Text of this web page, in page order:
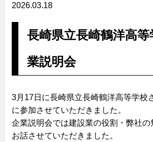
2026.03.18
長崎県立長崎鶴洋高
業説明会
3月17日に長崎県立長崎鶴洋高等学校
に参加させていただきました。
企業説明会では建設業の役割・弊社の
お話させていただきました。